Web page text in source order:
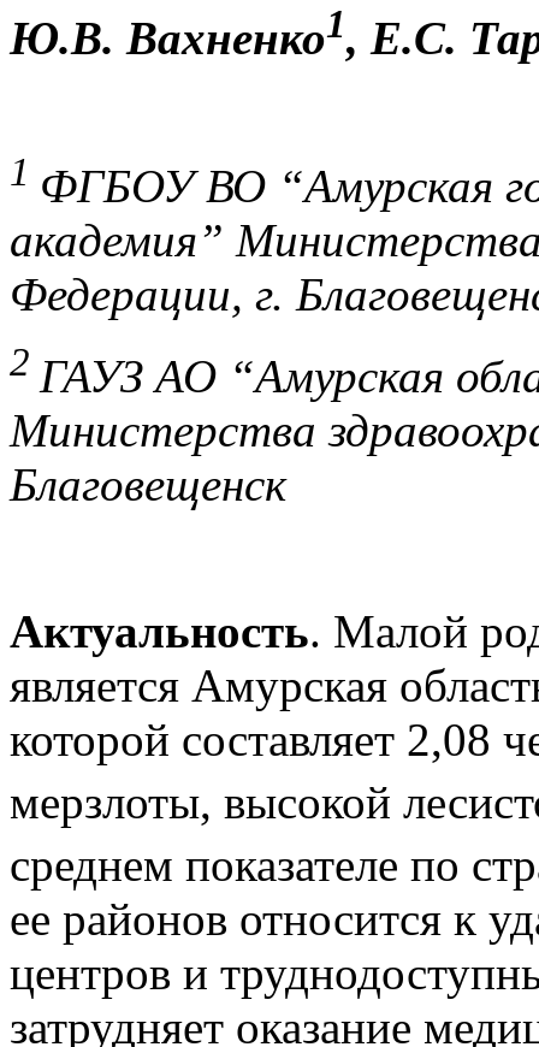
Ю.В. Вахненко1, Е.С.
1 ФГБОУ ВО “Амурская
академия”
Федерации, г.
2 ГАУЗ АО “Амурская
Министерства
Благовещенск
Актуальность. Малой
является Амурская
которой составляет 2,08
мерзлоты, высокой
среднем показателе по
ее районов относится к
центров и
затрудняет оказание